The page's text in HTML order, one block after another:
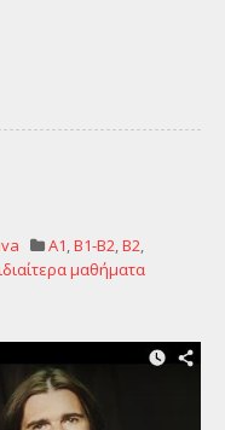
A1,B1-B2,B2,
μαθήματα